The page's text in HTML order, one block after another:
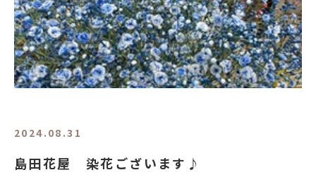
2024.08.31
島田花屋 染花ございます♪